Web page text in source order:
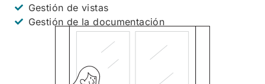
Gestión de vistas
Gestión de la documentación